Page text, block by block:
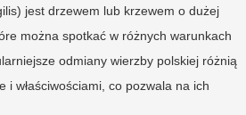
jest drzewem lub krzewem o dużej
można spotkać w różnych warunkach
odmiany wierzby polskiej różnią
i właściwościami, co pozwala na ich